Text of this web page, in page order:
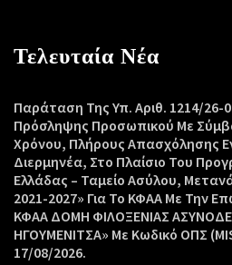
Τελευταία Νέα
Παράταση Της Υπ. Αριθ. 1214/26-
Πρόσληψης Προσωπικού Με
Χρόνου, Πλήρους Απασχόλησης
Διερμηνέα, Στο Πλαίσιο Του
Ελλάδας – Ταμείο Ασύλου,
2021-2027» Για Το ΚΦΑΑ Με Την
ΚΦΑΑ ΔΟΜΗ ΦΙΛΟΞΕΝΙΑΣ
ΗΓΟΥΜΕΝΙΤΣΑ» Με Κωδικό ΟΠΣ
17/08/2026.